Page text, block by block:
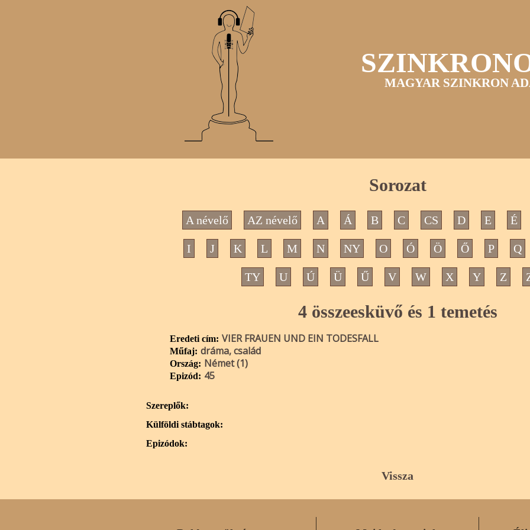
MAGYAR SZINKRON
Sorozat
A névelő AZ névelő A Á B C CS D E É
I J K L M N NY O Ó Ö Ő P Q
TY U Ú Ü Ű V W X Y Z
4 összeesküvő és 1 temetés
Eredeti cím: VIER FRAUEN UND EIN TODESFALL
Műfaj: dráma, család
Ország: Német (1)
Epizód: 45
Szereplők:
Külföldi stábtagok:
Epizódok:
Vissza